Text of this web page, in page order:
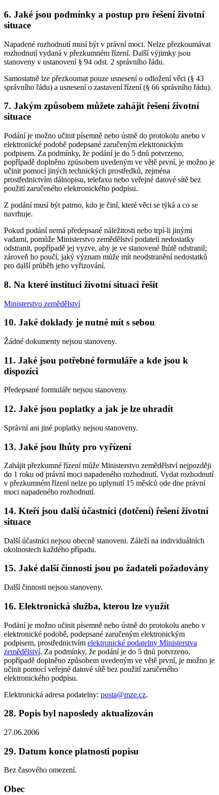
6. Jaké jsou podmínky a postup pro řešení životní
situace
Napadené rozhodnutí musí být v právní moci. Nelze přezkoumávat
rozhodnutí vydaná v přezkumném řízení. Další výjimky jsou
stanoveny v ustanovení § 94 odst. 2 správního řádu.
Samostatně lze přezkoumat pouze usnesení o odložení věci (§ 43
správního řádu) a usnesení o zastavení řízení (§ 66 správního řádu).
7. Jakým způsobem můžete zahájit řešení životní
situace
Podání je možno učinit písemně nebo ústně do protokolu anebo v
elektronické podobě podepsané zaručeným elektronickým
podpisem. Za podmínky, že podání je do 5 dnů potvrzeno,
popřípadě doplněno způsobem uvedeným ve větě první, je možno je
učinit pomocí jiných technických prostředků, zejména
prostřednictvím dálnopisu, telefaxu nebo veřejné datové sítě bez
použití zaručeného elektronického podpisu.
Z podání musí být patrno, kdo je činí, které věci se týká a co se
navrhuje.
Pokud podání nemá předepsané náležitosti nebo trpí-li jinými
vadami, pomůže Ministerstvo zemědělství podateli nedostatky
odstranit, popřípadě jej vyzve, aby je ve stanovené lhůtě odstranil;
zároveň ho poučí, jaký význam může mít neodstranění nedostatků
pro další průběh jeho vyřizování.
8. Na které instituci životní situaci řešit
Ministerstvo zemědělství
10. Jaké doklady je nutné mít s sebou
Žádné dokumenty nejsou stanoveny.
11. Jaké jsou potřebné formuláře a kde jsou k
dispozici
Předepsané formuláře nejsou stanoveny.
12. Jaké jsou poplatky a jak je lze uhradit
Správní ani jiné poplatky nejsou stanoveny.
13. Jaké jsou lhůty pro vyřízení
Zahájit přezkumné řízení může Ministerstvo zemědělství nejpozději
do 1 roku od právní moci napadeného rozhodnutí. Vydat rozhodnutí
v přezkumném řízení nelze po uplynutí 15 měsíců ode dne právní
moci napadeného rozhodnutí.
14. Kteří jsou další účastníci (dotčení) řešení životní
situace
Další účastníci nejsou obecně stanoveni. Záleží na individuálních
okolnostech každého případu.
15. Jaké další činnosti jsou po žadateli požadovány
Další činnosti nejsou stanoveny.
16. Elektronická služba, kterou lze využít
Podání je možno učinit písemně nebo ústně do protokolu anebo v
elektronické podobě, podepsané zaručeným elektronickým
podpisem, prostřednictvím elektronické podatelny Ministerstva
zemědělství. Za podmínky, že podání je do 5 dnů potvrzeno,
popřípadě doplněno způsobem uvedeným ve větě první, je možno je
učinit pomocí veřejné datové sítě bez použití zaručeného
elektronického podpisu.
Elektronická adresa podatelny: posta@mze.cz.
28. Popis byl naposledy aktualizován
27.06.2006
29. Datum konce platnosti popisu
Bez časového omezení.
Obec